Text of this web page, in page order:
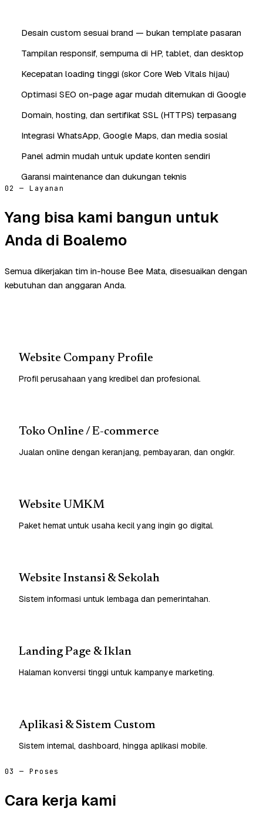
Desain custom sesuai brand — bukan template pasaran
Tampilan responsif, sempurna di HP, tablet, dan desktop
Kecepatan loading tinggi (skor Core Web Vitals hijau)
Optimasi SEO on-page agar mudah ditemukan di Google
Domain, hosting, dan sertifikat SSL (HTTPS) terpasang
Integrasi WhatsApp, Google Maps, dan media sosial
Panel admin mudah untuk update konten sendiri
Garansi maintenance dan dukungan teknis
02 — Layanan
Yang bisa kami bangun untuk
Anda di Boalemo
Semua dikerjakan tim in-house Bee Mata, disesuaikan dengan
kebutuhan dan anggaran Anda.
Website Company Profile
Profil perusahaan yang kredibel dan profesional.
Toko Online / E-commerce
Jualan online dengan keranjang, pembayaran, dan ongkir.
Website UMKM
Paket hemat untuk usaha kecil yang ingin go digital.
Website Instansi & Sekolah
Sistem informasi untuk lembaga dan pemerintahan.
Landing Page & Iklan
Halaman konversi tinggi untuk kampanye marketing.
Aplikasi & Sistem Custom
Sistem internal, dashboard, hingga aplikasi mobile.
03 — Proses
Cara kerja kami